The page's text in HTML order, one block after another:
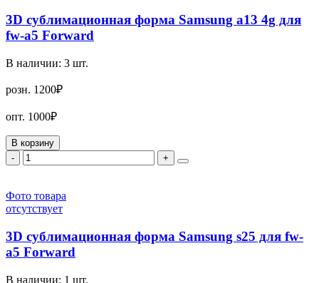
3D сублимационная форма Samsung a13 4g для
fw-a5 Forward
В наличии: 3 шт.
розн. 1200₽
опт. 1000₽
В корзину
-
+
Фото товара
отсутствует
3D сублимационная форма Samsung s25 для fw-
a5 Forward
В наличии: 1 шт.